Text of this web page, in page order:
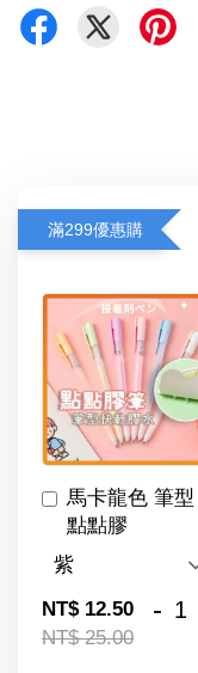
滿299優惠購
馬卡龍色 筆型
點點膠
NT$ 12.50
NT$ 25.00
-